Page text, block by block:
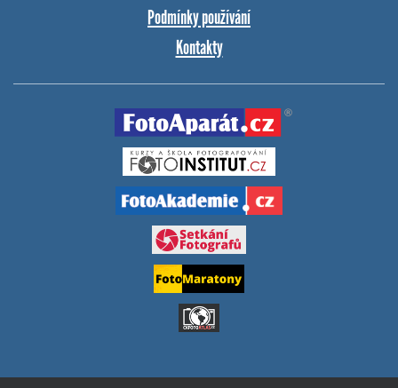
Podmínky používání
Kontakty